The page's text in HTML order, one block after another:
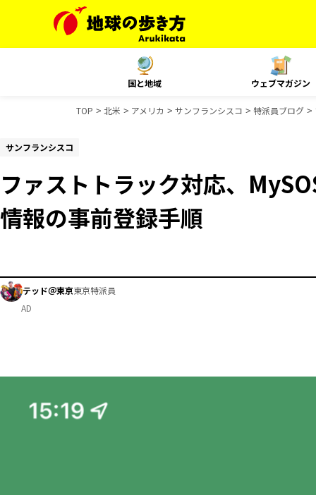
国と地域 ウェブマガジン
TOP 北米 アメリカ サンフランシスコ 特派員ブログ
サンフランシスコ
ファストトラック対応、
情報の事前登録手順
テッド＠東京東京特派員
AD